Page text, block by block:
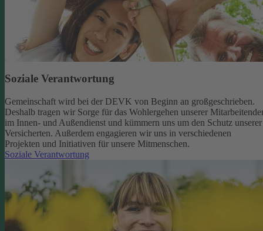
Soziale Verantwortung
Gemeinschaft wird bei der DEVK von Beginn an großgeschrieben.
Deshalb tragen wir Sorge für das Wohlergehen unserer
im Innen- und Außendienst und kümmern uns um den Schutz unserer
Versicherten. Außerdem engagieren wir uns in verschiedenen
Projekten und Initiativen für unsere Mitmenschen.
Soziale Verantwortung